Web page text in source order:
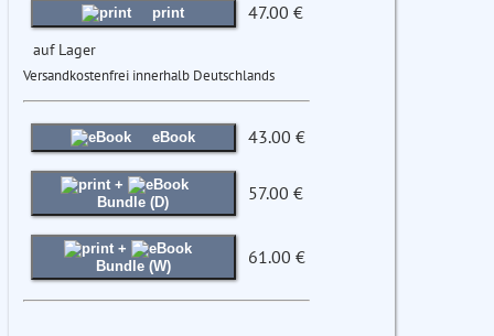
print 47.00 €
auf Lager
Versandkostenfrei innerhalb Deutschlands
eBook 43.00 €
+
Bundle (D)
57.00 €
+
Bundle (W)
61.00 €